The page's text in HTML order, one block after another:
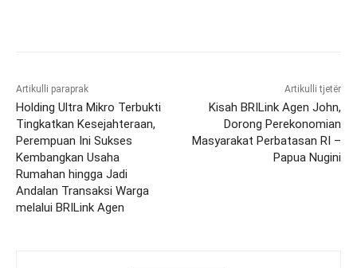
Artikulli paraprak
Holding Ultra Mikro Terbukti
Tingkatkan Kesejahteraan,
Perempuan Ini Sukses
Kembangkan Usaha
Rumahan hingga Jadi
Andalan Transaksi Warga
melalui BRILink Agen
Artikulli tjetër
Kisah BRILink Agen John,
Dorong Perekonomian
Masyarakat Perbatasan RI –
Papua Nugini